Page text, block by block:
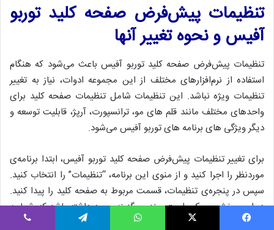
تنظیمات پیش‌فرض صفحه کلید توربو
آفیس و نحوه تغییر آنها
تنظیمات پیش‌فرض صفحه کلید توربو آفیس باعث می‌شود که هنگام
استفاده از نرم‌افزارهای مختلف از این مجموعه ادوات، نیاز به تغییر
تنظیمات ویژه نباشد. این تنظیمات شامل تنظیمات صفحه کلید برای
واحدهای مختلف مانند قلم های مو، ترانسپورت، آرپژ، قابلیت توسعه و
دیگر ویژگی های برنامه های توربو آفیس می‌شود.
برای تغییر تنظیمات پیش‌فرض صفحه کلید توربو آفیس، ابتدا برنامه‌ی
موردنظر را اجرا کنید و از منوی این برنامه، “تنظیمات” را انتخاب کنید.
سپس در پنجره‌ی تنظیمات، قسمت مربوط به صفحه کلید را پیدا کنید.
در این بخش، ممکن است چندین گزینه وجود داشته باشد که شما به
انتخاب گزینه‌ی “تنظیمات پیش‌فرض” بپردازید.